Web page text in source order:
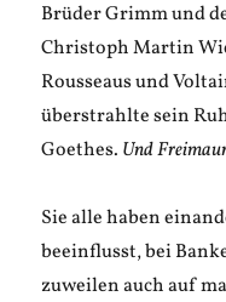
Brüder Grimm und
Christoph Martin
Rousseaus und
überstrahlte sein
Goethes. Und
Sie alle haben
beeinflusst, bei
zuweilen auch auf